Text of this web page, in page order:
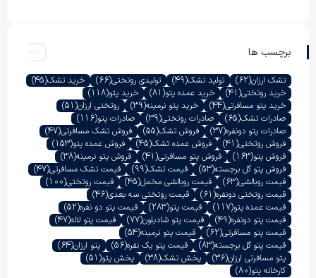
برچسب ها
تشک ارزان(62) تولید تشک(49) تولیدی روتختی(66) خرید تشک(45)
خرید روتختی(41) خرید عمده پتو(81) خرید پتو(118)
خرید پتو مسافرتی(44) خرید پتو نرمینه(39) روتختی ارزان(51)
صادرات تشک(65) صادرات روتختی(39) صادرات پتو(116)
صادرات پتو دونفره(37) فروش تشک(55) فروش تشک مسافرتی(47)
فروش روتختی(41) فروش عمده تشک(45) فروش عمده پتو(153)
فروش پتو(163) فروش پتو مسافرتی(41) فروش پتو نرمینه(38)
فروش پتو گل برجسته(53) قیمت تشک(99) قیمت تشک مسافرتی(47)
قیمت روبالشی(63) قیمت روبالشی مخمل(45) قیمت روتختی(100)
قیمت روتختی دونفره(61) قیمت روتختی سه بعدی(46)
قیمت عمده پتو(117) قیمت پتو(283) قیمت پتو دو نفره(52)
قیمت پتو دونفره(49) قیمت پتو شادیلون(77) قیمت پتو لاله(47)
قیمت پتو مسافرتی(62) قیمت پتو نرمینه(54)
قیمت پتو گل برجسته(83) قیمت پتو یک نفره(56) پتو ارزان(64)
پتو مسافرتی ارزان(36) پخش تشک(38) پخش پتو(51)
کارخانه پتو(80)